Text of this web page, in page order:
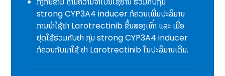
strong CYP3A4 inducer ກໍຄວນເພີ່ມປະລິມານ
ການນໍາໃຊ້ຢາ Larotrectinib ຂຶ້ນສອງເທົ່າ ແລະ ເມື່ອ
ຢຸດໃຊ້ຮ່ວມກັບຢາ ກຸ່ມ strong CYP3A4 inducer
ກໍຄວນກັບມາໃຊ້ ຢາ Larotrectinib ໃນປະລິມານເດີມ.